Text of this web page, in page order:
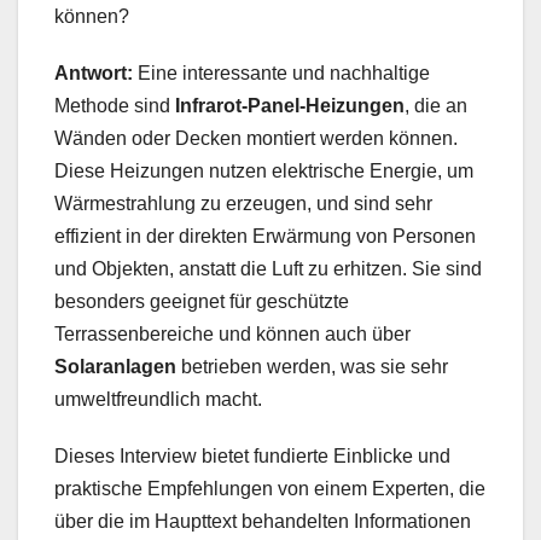
können?
Antwort: Eine interessante und nachhaltige
Methode sind
Infrarot-Panel-Heizungen, die an
Wänden oder Decken montiert werden können.
Diese Heizungen nutzen elektrische Energie, um
Wärmestrahlung zu erzeugen, und sind sehr
effizient in der direkten Erwärmung von Personen
und Objekten, anstatt die Luft zu erhitzen. Sie sind
besonders geeignet für geschützte
Terrassenbereiche und können auch über
Solaranlagen betrieben werden, was sie sehr
umweltfreundlich macht.
Dieses Interview bietet fundierte Einblicke und
praktische Empfehlungen von einem Experten, die
über die im Haupttext behandelten Informationen